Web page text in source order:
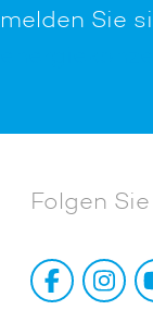
melden Sie
Folgen